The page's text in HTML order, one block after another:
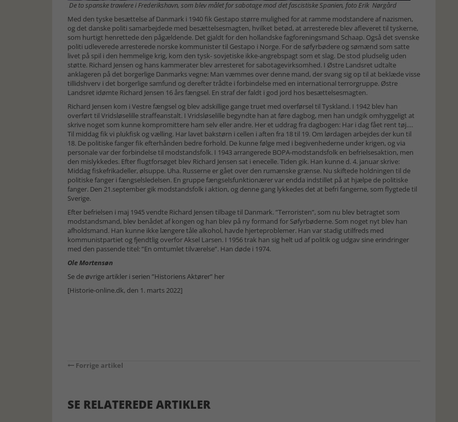
De to spanske trawlere i Frederikshavn, som blev målet for sabotage mod det fascistiske Spanien, foto Erik Nørgård
Med den tyske besættelse af Danmark i 1940 fik Gestapo større mulighed for at ramme modstandere af nazismen,
og det danske politi samarbejdede med besættelsesmagten, hvilket betød, at arresterede blev afleveret til tyskerne,
som hurtigt henrettede den pågældende. Det gjaldt for den hollandske fagforeningsmand Schaap. Også det svenske
politi udleverede arresterede norske kommunister til Gestapo i Norge. For de søfyrbødere og sømænd som satte
livet på spil i den hemmelige krig, kom den tysk- sovjetiske ikke-angrebspagt som et slag. De stod pludselig uden
støtte. Richard Jensen og hans kammerater blev arresteret for sabotagevirksomhed. I Østre Landsret udtalte
anklageren på det borgerlige Danmarks vegne: Man væmmes over denne mand, der svang sig op til at beklæde visse
tillidshverv i det borgerlige samfund og derefter trådte i forbindelse med en international terrorgruppe. Østre
Landsret idømte Richard Jensen 16 års fængsel. En straf der faldt i god jord hos besættelsesmagten.
Richard Jensen kom i Vestre fængsel og blev adskillige gange truet med overførsel til Tyskland. I 1942 blev han
overført til Vridsløselille straffeanstalt. I Vridsløselille begyndte han at føre dagbog, men han undgik omhyggeligt at
skrive noget som kunne kompromittere ham selv eller andre. Her et uddrag fra dagbogen: Har i dag fået rent tøj….
Til middag fik vi plukfisk og vælling. Har lavet bakstørn i cellen i aften fra 18 til 19. Om lørdagen arbejdes der kun til
18. De politiske fanger fik efterhånden bedre forhold. De kunne følge med i begivenhederne under krigen, og via
personale var der forbindelse til modstandsfolk. I 1943 arrangerede BOPA-modstandsfolk en befrielsesaktion, men
den mislykkedes. Efter flugtforsøget blev Richard Jensen sat i enecelle. Tiden gik. Han kunne d. 4. januar skrive:
Middag fiskefrikadeller, ølsuppe. Uha. Russerne er gået over den rumænske grænse. Nu skiftede holdningen til de
politiske fanger i fængselsledelsen. En gruppe fængselsfunktionærer var endda indstillet på at hjælpe de politiske
fanger. Den 21.september gik modstandsfolk i aktion, og denne gang lykkedes det at befri fangerne, som flygtede til
Sverige.
Efter befrielsen i maj 1945 vendte Richard Jensen tilbage til Danmark. ”Terroristen”, som nu blev betragtet som
modstandsmand, blev benådet af kongen og han blev på ny formand for Søfyrbøderne. Som noget nyt blev han
afholdsmand. Han kunne ikke længere tåle alkohol, havde hjerteproblemer. Han var stadig utilfreds med
kommunistpartiet og fjendtlig overfor Aksel Larsen. I 1956 trak han sig helt ud af politik og udgav sine erindringer
med den passende titel: ”En omtumlet tilværelse”. Han døde i 1974.
Ole Mortensøn
Se de øvrige artikler i serien ”Historiens Aktører” her
[Historie-online.dk, den 1. marts 2022]
Forrige artikel
SE RELATEREDE ARTIKLER